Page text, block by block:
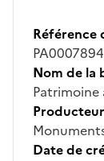
Référence
Nom de la
Producteur
Date de